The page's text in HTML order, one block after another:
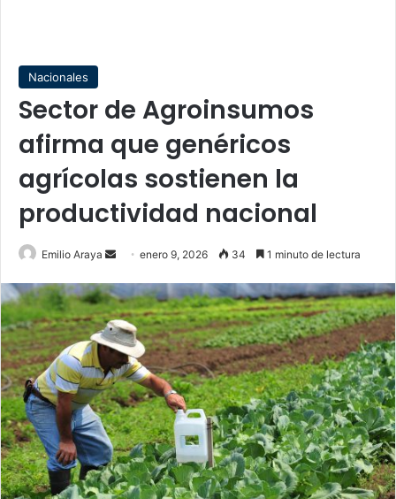
Nacionales
Sector de Agroinsumos
afirma que genéricos
agrícolas sostienen la
productividad nacional
Emilio Araya
Send
email
enero 9, 2026 34 1 minuto de lectura